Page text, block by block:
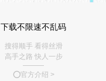
下载不限速不乱码
搜得顺手 看得丝滑
高手之路 快人一步
———
⭕️官方介绍 >